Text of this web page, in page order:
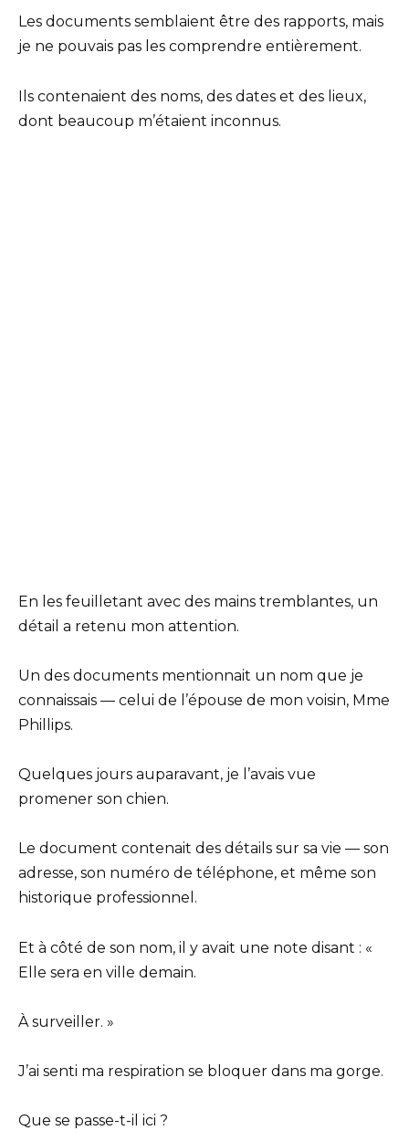
Les documents semblaient être des rapports, mais
je ne pouvais pas les comprendre entièrement.
Ils contenaient des noms, des dates et des lieux,
dont beaucoup m’étaient inconnus.
En les feuilletant avec des mains tremblantes, un
détail a retenu mon attention.
Un des documents mentionnait un nom que je
connaissais — celui de l’épouse de mon voisin, Mme
Phillips.
Quelques jours auparavant, je l’avais vue
promener son chien.
Le document contenait des détails sur sa vie — son
adresse, son numéro de téléphone, et même son
historique professionnel.
Et à côté de son nom, il y avait une note disant : «
Elle sera en ville demain.
À surveiller. »
J’ai senti ma respiration se bloquer dans ma gorge.
Que se passe-t-il ici ?